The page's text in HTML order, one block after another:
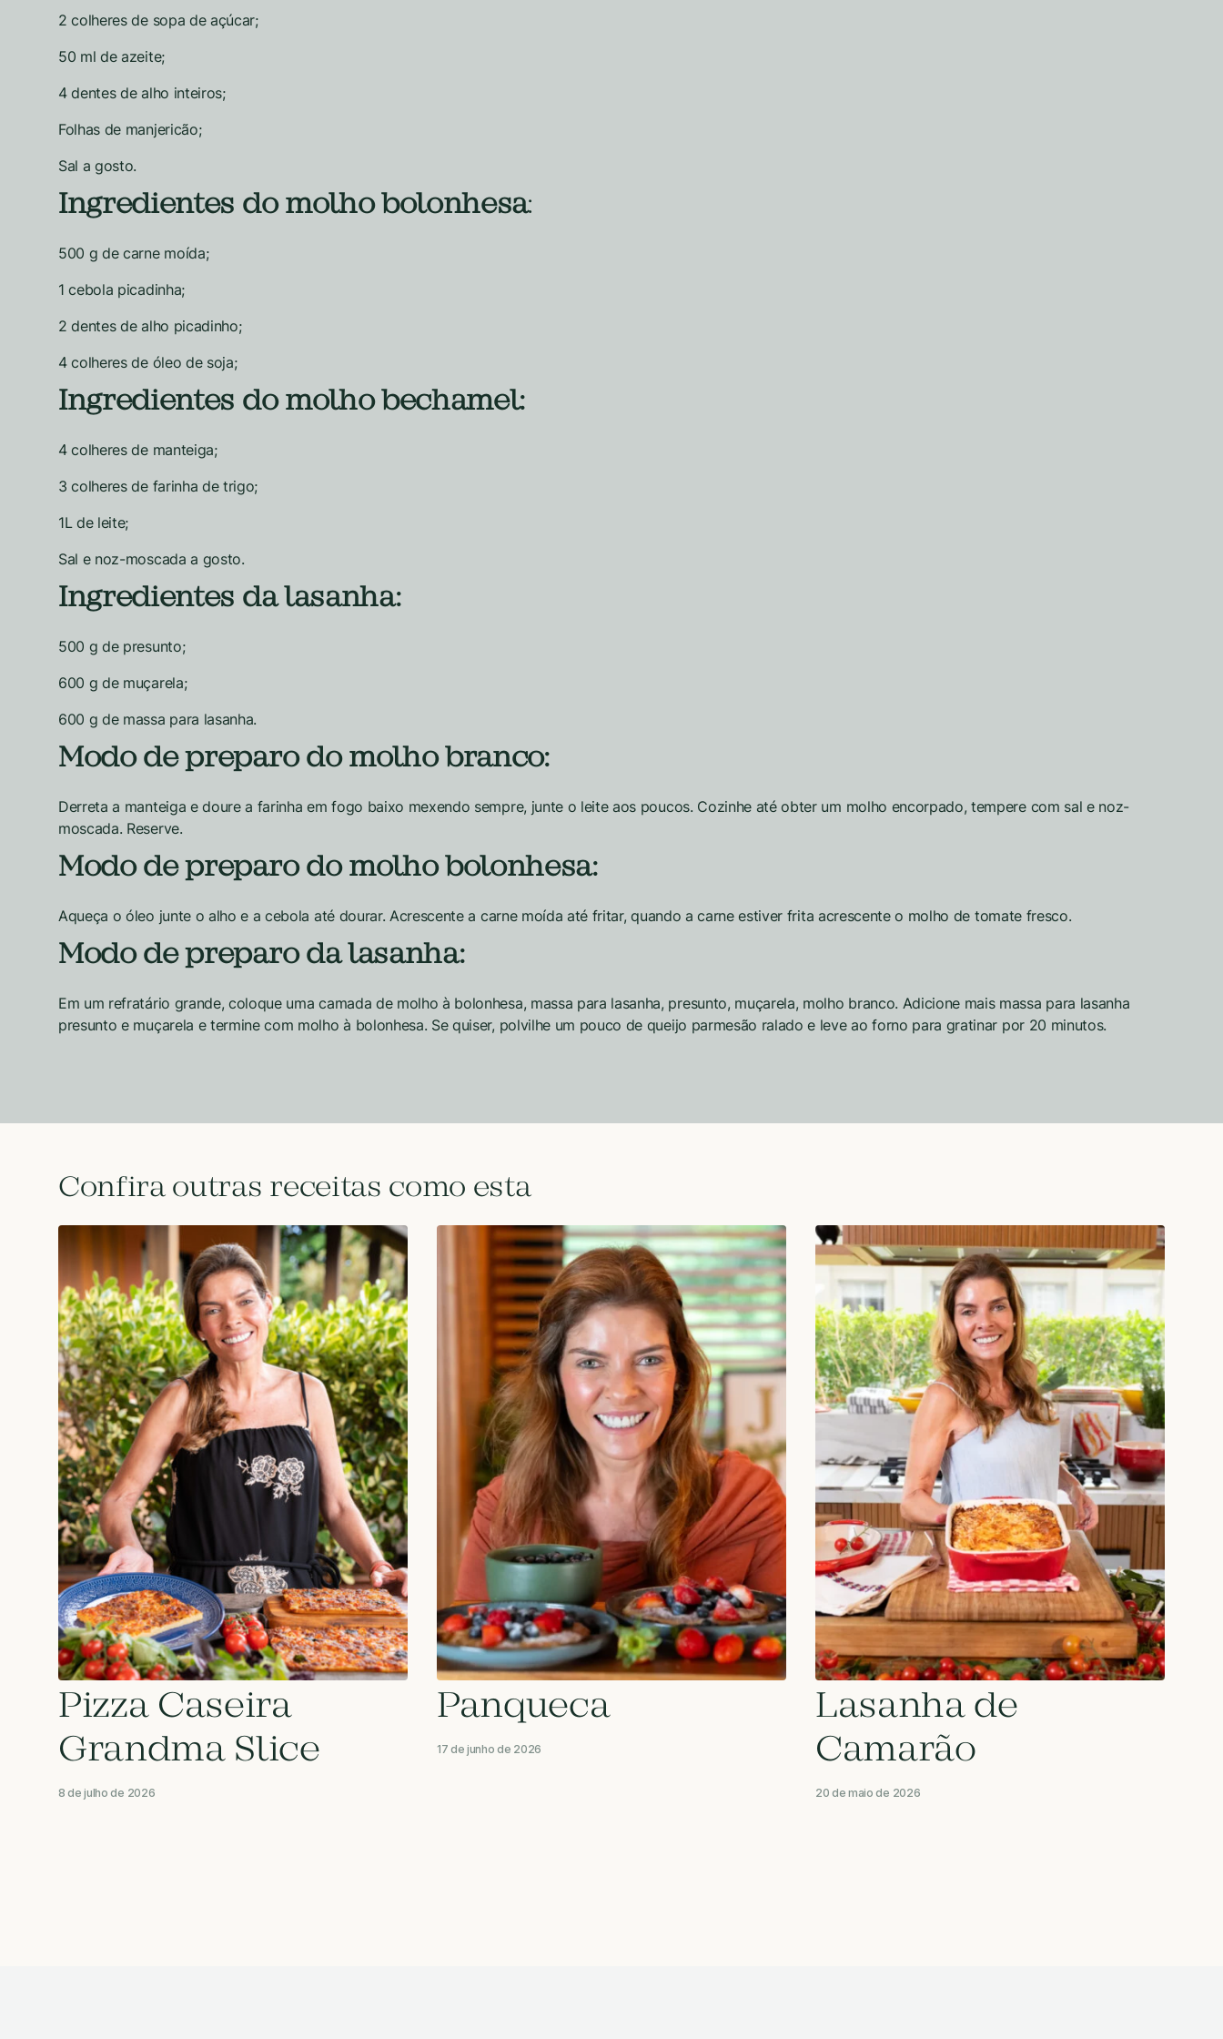
2 colheres de sopa de açúcar;
50 ml de azeite;
4 dentes de alho inteiros;
Folhas de manjericão;
Sal a gosto.
Ingredientes do molho bolonhesa:
500 g de carne moída;
1 cebola picadinha;
2 dentes de alho picadinho;
4 colheres de óleo de soja;
Ingredientes do molho bechamel:
4 colheres de manteiga;
3 colheres de farinha de trigo;
1L de leite;
Sal e noz-moscada a gosto.
Ingredientes da lasanha:
500 g de presunto;
600 g de muçarela;
600 g de massa para lasanha.
Modo de preparo do molho branco:
Derreta a manteiga e doure a farinha em fogo baixo mexendo sempre, junte o leite aos poucos. Cozinhe até obter um molho encorpado, tempere com sal e noz-
moscada. Reserve.
Modo de preparo do molho bolonhesa:
Aqueça o óleo junte o alho e a cebola até dourar. Acrescente a carne moída até fritar, quando a carne estiver frita acrescente o molho de tomate fresco.
Modo de preparo da lasanha:
Em um refratário grande, coloque uma camada de molho à bolonhesa, massa para lasanha, presunto, muçarela, molho branco. Adicione mais massa para lasanha
presunto e muçarela e termine com molho à bolonhesa. Se quiser, polvilhe um pouco de queijo parmesão ralado e leve ao forno para gratinar por 20 minutos.
Confira outras receitas como esta
Pizza Caseira
Grandma Slice
8 de julho de 2026
Panqueca
17 de junho de 2026
Lasanha de
Camarão
20 de maio de 2026